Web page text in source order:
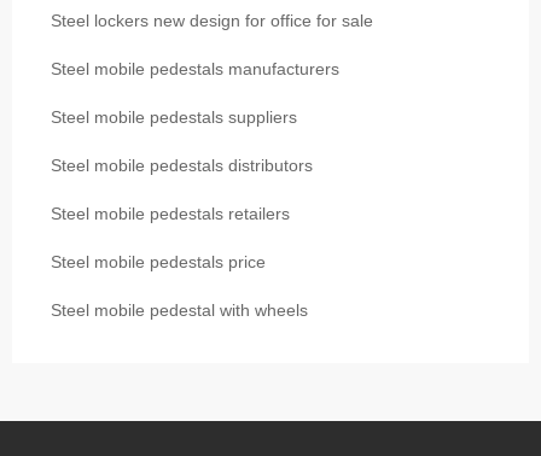
Steel lockers new design for office for sale
Steel mobile pedestals manufacturers
Steel mobile pedestals suppliers
Steel mobile pedestals distributors
Steel mobile pedestals retailers
Steel mobile pedestals price
Steel mobile pedestal with wheels